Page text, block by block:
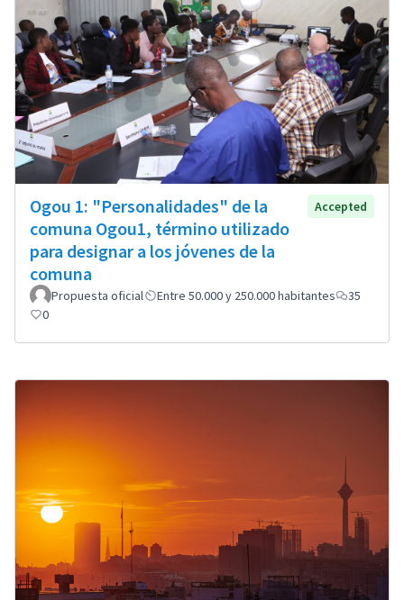
Ogou 1: "Personalidades" de la
comuna Ogou1, término utilizado
para designar a los jóvenes de la
comuna
Accepted
Propuesta oficial Entre 50.000 y 250.000 habitantes
35
0